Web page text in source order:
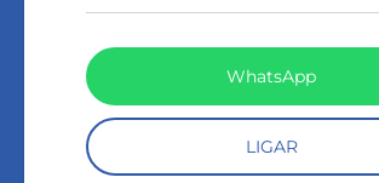
WhatsApp
LIGAR